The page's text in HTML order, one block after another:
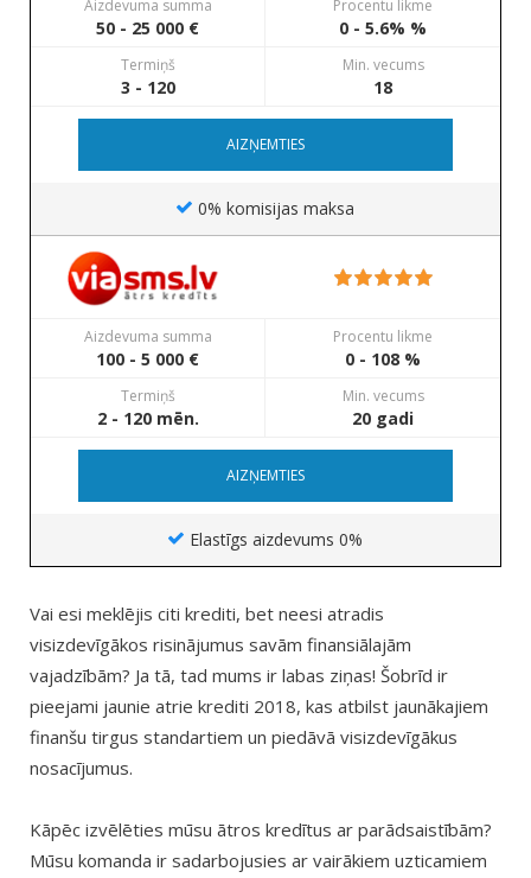
Aizdevuma summa
50 - 25 000 €
Procentu likme
0 - 5.6% %
Termiņš
3 - 120
Min. vecums
18
AIZŅEMTIES
0% komisijas maksa
Aizdevuma summa
100 - 5 000 €
Procentu likme
0 - 108 %
Termiņš
2 - 120 mēn.
Min. vecums
20 gadi
AIZŅEMTIES
Elastīgs aizdevums 0%
Vai esi meklējis citi krediti, bet neesi atradis
visizdevīgākos risinājumus savām finansiālajām
vajadzībām? Ja tā, tad mums ir labas ziņas! Šobrīd ir
pieejami jaunie atrie krediti 2018, kas atbilst jaunākajiem
finanšu tirgus standartiem un piedāvā visizdevīgākus
nosacījumus.
Kāpēc izvēlēties mūsu ātros kredītus ar parādsaistībām?
Mūsu komanda ir sadarbojusies ar vairākiem uzticamiem